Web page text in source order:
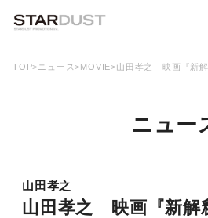
TOP> ニュース>MOVIE>山田孝之 映画『新解
ニュー
山田孝之
山田孝之 映画『新解